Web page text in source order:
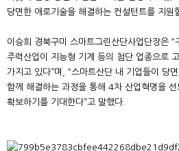
당면한 애로기술을 해결하는 컨설턴트를 지원
이승희 경북구미 스마트그린산단사업단장은 “
주력산업이 지능형 기계 등의 첨단 업종으로
가지고 있다”며, “스마트산단 내 기업들이 당
함께 해결하는 과정을 통해 4차 산업혁명을
확보하기를 기대한다”고 말했다.